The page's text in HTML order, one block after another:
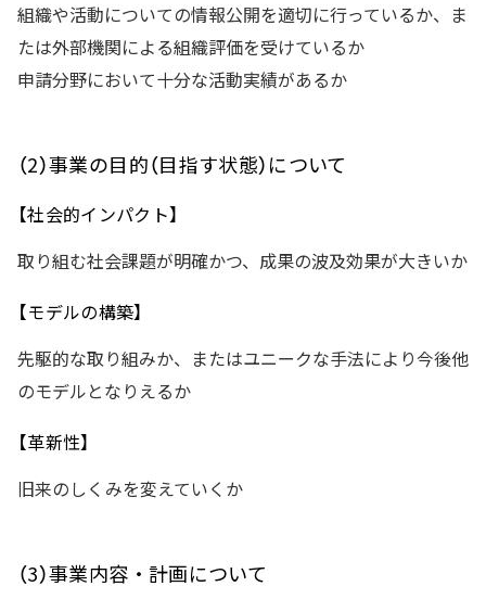
組織や活動についての情報公開を適切に行っているか、ま
たは外部機関による組織評価を受けているか
申請分野において十分な活動実績があるか
（2）事業の目的（目指す状態）について
【社会的インパクト】
取り組む社会課題が明確かつ、成果の波及効果が大きいか
【モデルの構築】
先駆的な取り組みか、またはユニークな手法により今後他
のモデルとなりえるか
【革新性】
旧来のしくみを変えていくか
（3）事業内容・計画について